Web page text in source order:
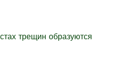
трещин образуются